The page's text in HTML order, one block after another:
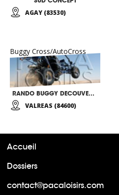
AGAY (83530)
Buggy Cross/AutoCross
RANDO BUGGY DECOUVERTE
VALREAS (84600)
Accueil
Dossiers
contact@pacaloisirs.com